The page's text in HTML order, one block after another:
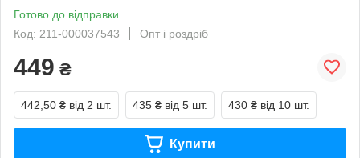
Готово до відправки
Код: 211-000037543
Опт і роздріб
449 ₴
442,50 ₴ від 2 шт. 435 ₴ від 5 шт. 430 ₴ від 10 шт.
Купити